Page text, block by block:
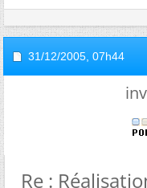
31/12/2005, 07h44
Re :